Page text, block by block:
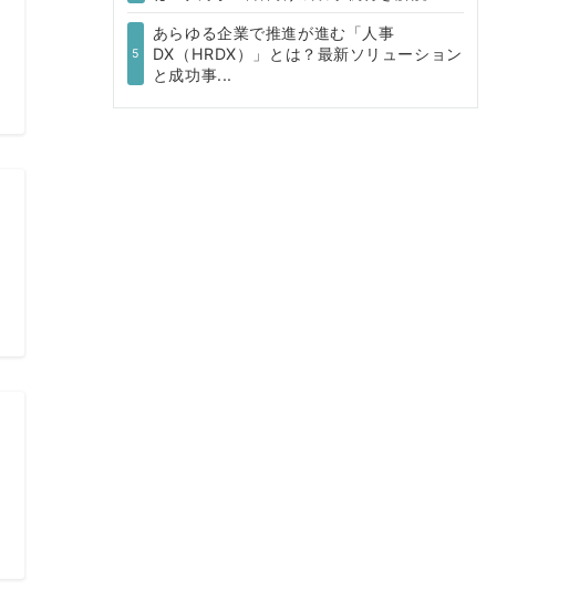
5
あらゆる企業で推進が進む「人事
DX（HRDX）」とは？最新ソリューション
と成功事...